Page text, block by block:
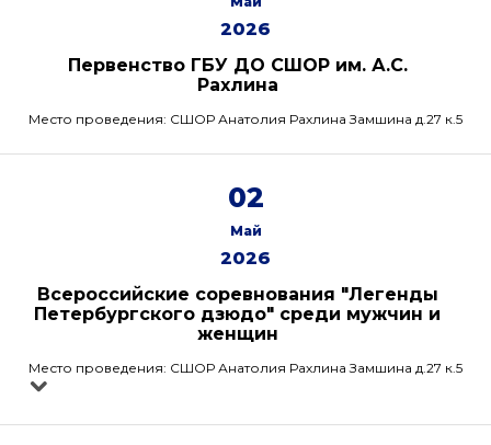
2026
Первенство ГБУ ДО СШОР им. А.С.
Рахлина
Место проведения: СШОР Анатолия Рахлина Замшина д.27 к.5
02
Май
2026
Всероссийские соревнования "Легенды
Петербургского дзюдо" среди мужчин и
женщин
Место проведения: СШОР Анатолия Рахлина Замшина д.27 к.5